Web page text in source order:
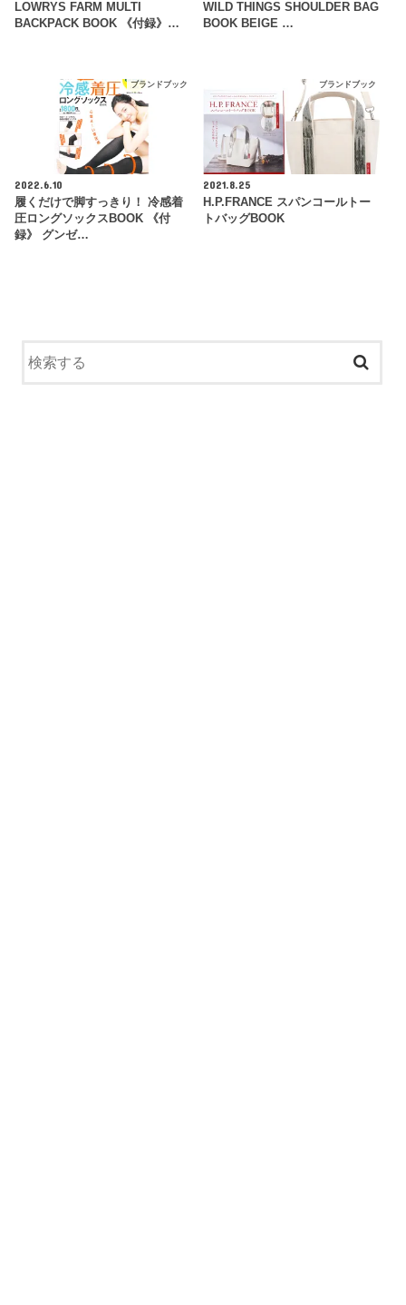
LOWRYS FARM MULTI
BACKPACK BOOK 《付録》…
WILD THINGS SHOULDER BAG
BOOK BEIGE …
ブランドブック
2022.6.10
履くだけで脚すっきり！ 冷感着
圧ロングソックスBOOK 《付
録》 グンゼ…
ブランドブック
2021.8.25
H.P.FRANCE スパンコールトー
トバッグBOOK